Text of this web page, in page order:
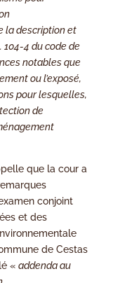
la description et
104-4 du code de
notables que
ou l’exposé,
pour lesquelles,
de
que la cour a
conjoint
et des
de Cestas
« addenda au